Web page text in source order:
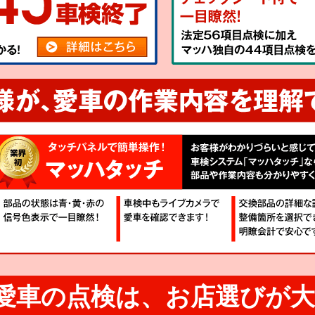
車の点検は、 お店選びが